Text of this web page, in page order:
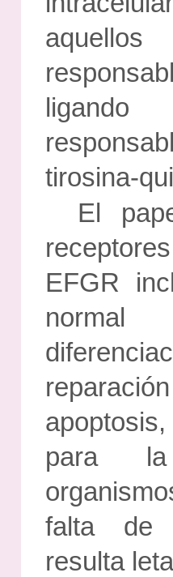
tirosina-
El
EFGR
para
falta de
resulta